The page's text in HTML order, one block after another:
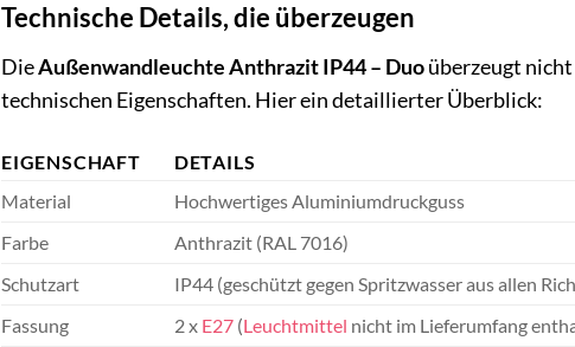
Technische Details, die überzeugen
DieAußenwandleuchte Anthrazit IP44 – Duoüberzeugt
technischen Eigenschaften. Hier ein detaillierter Überblick:
EIGENSCHAFT
DETAILS
Material
Hochwertiges Aluminiumdruckguss
Farbe
Anthrazit (RAL 7016)
Schutzart
IP44 (geschützt gegen Spritzwasser aus allen
Fassung
2 x E27(Leuchtmittel nicht im Lieferumfang